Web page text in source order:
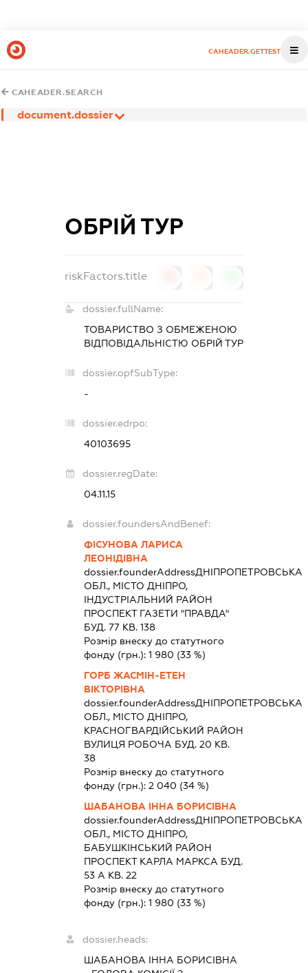
CAHEADER.GETTEST
CAHEADER.SEARCH
document.dossier
ОБРІЙ ТУР
riskFactors.title
dossier.fullName:
ТОВАРИСТВО З ОБМЕЖЕНОЮ
ВІДПОВІДАЛЬНІСТЮ ОБРІЙ ТУР
dossier.opfSubType:
-
dossier.edrpo:
40103695
dossier.regDate:
04.11.15
dossier.foundersAndBenef:
ФІСУНОВА ЛАРИСА
ЛЕОНІДІВНА
dossier.founderAddressДНІПРОПЕТРОВСЬКА
ОБЛ., МІСТО ДНІПРО,
ІНДУСТРІАЛЬНИЙ РАЙОН
ПРОСПЕКТ ГАЗЕТИ "ПРАВДА"
БУД. 77 КВ. 138
Розмір внеску до статутного
фонду (грн.): 1 980 (33 %)
ГОРБ ЖАСМІН-ЕТЕН
ВІКТОРІВНА
dossier.founderAddressДНІПРОПЕТРОВСЬКА
ОБЛ., МІСТО ДНІПРО,
КРАСНОГВАРДІЙСЬКИЙ РАЙОН
ВУЛИЦЯ РОБОЧА БУД. 20 КВ.
38
Розмір внеску до статутного
фонду (грн.): 2 040 (34 %)
ШАБАНОВА ІННА БОРИСІВНА
dossier.founderAddressДНІПРОПЕТРОВСЬКА
ОБЛ., МІСТО ДНІПРО,
БАБУШКІНСЬКИЙ РАЙОН
ПРОСПЕКТ КАРЛА МАРКСА БУД.
53 А КВ. 22
Розмір внеску до статутного
фонду (грн.): 1 980 (33 %)
dossier.heads:
ШАБАНОВА ІННА БОРИСІВНА